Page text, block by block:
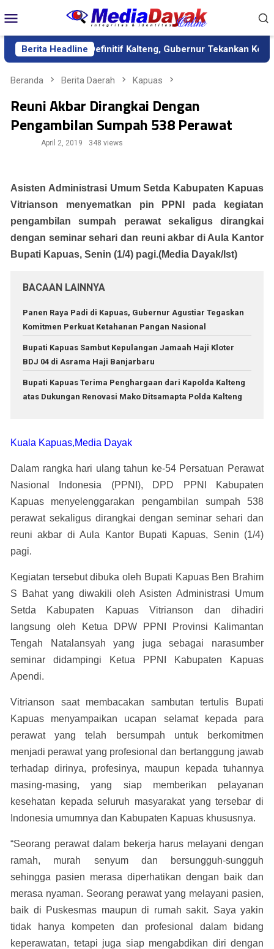
ke
kontenMobile
Berita Headline
Sekda Definitif Kalteng, Gubernur Tekankan Kerja Keras
Beranda Berita Daerah Kapuas
Reuni Akbar Dirangkai Dengan
Pengambilan Sumpah 538 Perawat
April 2, 2019 348 views
Asisten Administrasi Umum Setda Kabupaten Kapuas
Vitrianson menyematkan pin PPNI pada kegiatan
pengambilan sumpah perawat sekaligus dirangkai
dengan seminar sehari dan reuni akbar di Aula Kantor
Bupati Kapuas, Senin (1/4) pagi.(Media Dayak/Ist)
BACAAN LAINNYA
Panen Raya Padi di Kapuas, Gubernur Agustiar Tegaskan
Komitmen Perkuat Ketahanan Pangan Nasional
Bupati Kapuas Sambut Kepulangan Jamaah Haji Kloter
BDJ 04 di Asrama Haji Banjarbaru
Bupati Kapuas Terima Penghargaan dari Kapolda Kalteng
atas Dukungan Renovasi Mako Ditsamapta Polda Kalteng
Kuala Kapuas,Media Dayak
Dalam rangka hari ulang tahun ke-54 Persatuan Perawat
Nasional Indonesia (PPNI), DPD PPNI Kabupaten
Kapuas menyelenggarakan pengambilan sumpah 538
perawat sekaligus dirangkai dengan seminar sehari dan
reuni akbar di Aula Kantor Bupati Kapuas, Senin (1/4)
pagi.
Kegiatan tersebut dibuka oleh Bupati Kapuas Ben Brahim
S Bahat yang diwakili oleh Asisten Administrasi Umum
Setda Kabupaten Kapuas Vitrianson dan dihadiri
langsung oleh Ketua DPW PPNI Provinsi Kalimantan
Tengah Natalansyah yang juga sebagai narasumber
seminar didampingi Ketua PPNI Kabupaten Kapuas
Apendi.
Vitrianson saat membacakan sambutan tertulis Bupati
Kapuas menyampaikan ucapan selamat kepada para
perawat yang telah bersumpah untuk berkomitmen
menjadi perawat yang profesional dan bertanggung jawab
terhadap dirinya, profesinya, maupun kepada tuhannya
masing-masing, yang siap memberikan pelayanan
kesehatan kepada seluruh masyarakat yang tersebar di
Indonesia umumnya dan Kabupaten Kapuas khususnya.
“Seorang perawat dalam bekerja harus melayani dengan
ramah, murah senyum dan bersungguh-sungguh
sehingga pasien merasa diperhatikan dengan baik dan
merasa nyaman. Seorang perawat yang melayani pasien,
baik di Puskesmas maupun di rumah sakit. Saya yakin
tidak hanya kompeten dan profesional dalam bidang
keperawatan, tetapi juga siap mengabdikan diri dengan